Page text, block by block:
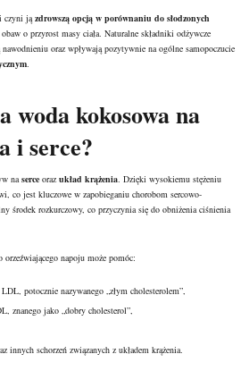
czyni ją zdrowszą opcją w porównaniu do słodzonych
o przyrost masy ciała. Naturalne składniki odżywcze
oraz wpływają pozytywnie na ogólne samopoczucie
woda kokosowa na
i serce?
na serce oraz układ krążenia . Dzięki wysokiemu stężeniu
co jest kluczowe w zapobieganiu chorobom sercowo-
środek rozkurczowy, co przyczynia się do obniżenia ciśnienia
napoju może pomóc:
potocznie nazywanego „złym cholesterolem”,
znanego jako „dobry cholesterol”,
innych schorzeń związanych z układem krążenia.